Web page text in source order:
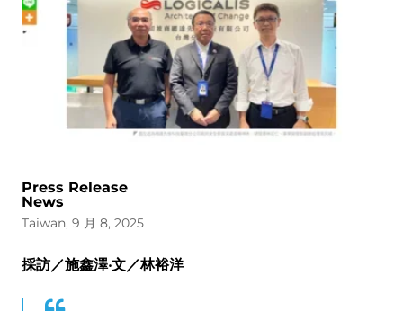
Press Release
News
Taiwan, 9 月 8, 2025
採訪／施鑫澤‧文／林裕洋